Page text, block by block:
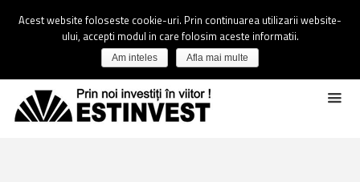
Acest website foloseste cookie-uri. Prin continuarea utilizarii website-
ului, accepti modul in care folosim aceste informatii.
Am inteles Afla mai multe